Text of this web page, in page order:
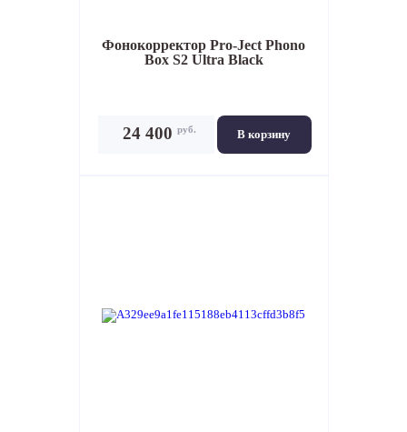
Фонокорректор Pro-Ject Phono
Box S2 Ultra Black
В корзину
24 400 руб.